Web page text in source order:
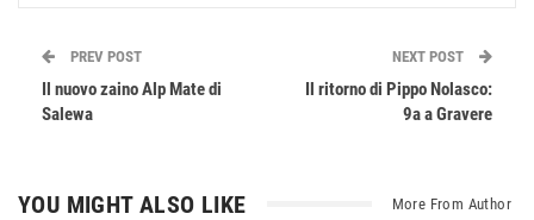
PREV POST
Il nuovo zaino Alp Mate di
Salewa
NEXT POST
Il ritorno di Pippo Nolasco:
9a a Gravere
YOU MIGHT ALSO LIKE More From Author